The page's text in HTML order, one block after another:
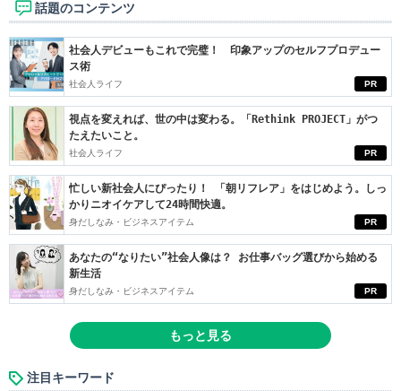
話題のコンテンツ
PR
社会人デビューもこれで完璧！ 印象アップのセルフプロデュー
ス術
社会人ライフ
PR
視点を変えれば、世の中は変わる。「Rethink PROJECT」がつ
たえたいこと。
社会人ライフ
PR
忙しい新社会人にぴったり！ 「朝リフレア」をはじめよう。しっ
かりニオイケアして24時間快適。
身だしなみ・ビジネスアイテム
PR
あなたの“なりたい”社会人像は？ お仕事バッグ選びから始める
新生活
身だしなみ・ビジネスアイテム
もっと見る
注目キーワード